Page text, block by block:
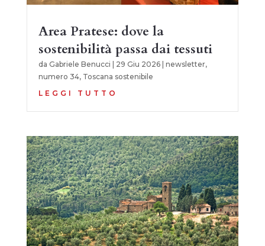
Area Pratese: dove la
sostenibilità passa dai tessuti
da Gabriele Benucci 29 Giu 2026| newsletter,
numero 34, Toscana sostenibile
LEGGI TUTTO